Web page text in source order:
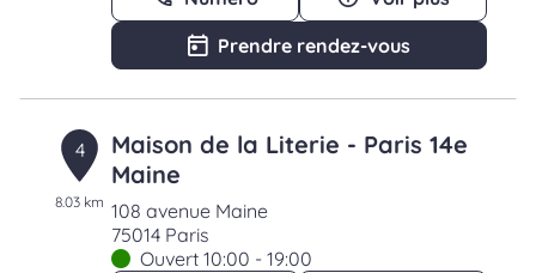
Prendre rendez-vous
4
8.03 km
Maison de la Literie - Paris 14e
Maine
108 avenue Maine
75014 Paris
Ouvert 10:00 - 19:00